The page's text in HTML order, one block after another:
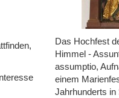
Das Hochfest
Himmel -
assumptio,
einem
Jahrhunderts in